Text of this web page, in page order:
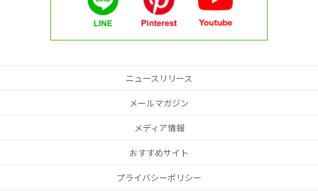
ニュースリリース
メールマガジン
メディア情報
おすすめサイト
プライバシーポリシー